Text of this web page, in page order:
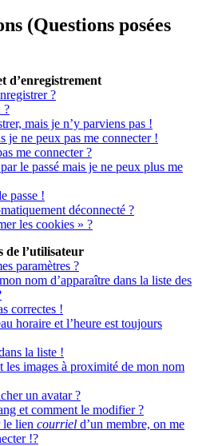
(Questions posées
d’enregistrement
?
?
mais je n’y parviens pas !
je ne peux pas me connecter !
me connecter ?
le passé mais je ne peux plus me
passe !
déconnecté ?
les cookies » ?
de l’utilisateur
paramètres ?
nom d’apparaître dans la liste des
correctes !
horaire et l’heure est toujours
la liste !
les images à proximité de mon nom
un avatar ?
et comment le modifier ?
le lien courriel d’un membre, on me
!?